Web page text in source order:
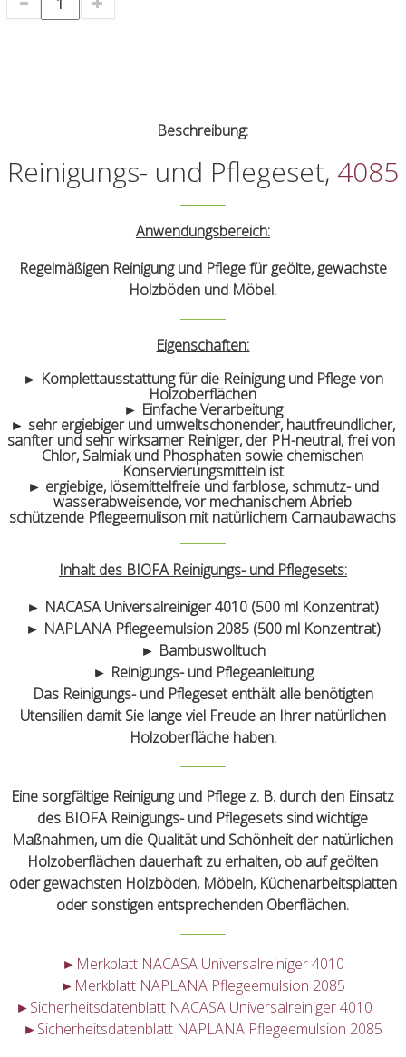
Beschreibung:
Reinigungs- und Pflegeset, 4085
Anwendungsbereich:
Regelmäßigen Reinigung und Pflege für geölte, gewachste
Holzböden und Möbel.
Eigenschaften:
► Komplettausstattung für die Reinigung und Pflege von
Holzoberflächen
► Einfache Verarbeitung
► sehr ergiebiger und umweltschonender, hautfreundlicher,
sanfter und sehr wirksamer Reiniger, der PH-neutral, frei von
Chlor, Salmiak und Phosphaten sowie chemischen
Konservierungsmitteln ist
► ergiebige, lösemittelfreie und farblose, schmutz- und
wasserabweisende, vor mechanischem Abrieb
schützende Pflegeemulison mit natürlichem Carnaubawachs
Inhalt des BIOFA Reinigungs- und Pflegesets:
► NACASA Universalreiniger 4010 (500 ml Konzentrat)
► NAPLANA Pflegeemulsion 2085 (500 ml Konzentrat)
► Bambuswolltuch
► Reinigungs- und Pflegeanleitung
Das Reinigungs- und Pflegeset enthält alle benötigten
Utensilien damit Sie lange viel Freude an Ihrer natürlichen
Holzoberfläche haben.
Eine sorgfältige Reinigung und Pflege z. B. durch den Einsatz
des BIOFA Reinigungs- und Pflegesets sind wichtige
Maßnahmen, um die Qualität und Schönheit der natürlichen
Holzoberflächen dauerhaft zu erhalten, ob auf geölten
oder gewachsten Holzböden, Möbeln, Küchenarbeitsplatten
oder sonstigen entsprechenden Oberflächen.
►Merkblatt NACASA Universalreiniger 4010
►Merkblatt NAPLANA Pflegeemulsion 2085
►Sicherheitsdatenblatt NACASA Universalreiniger 4010
►Sicherheitsdatenblatt NAPLANA Pflegeemulsion 2085